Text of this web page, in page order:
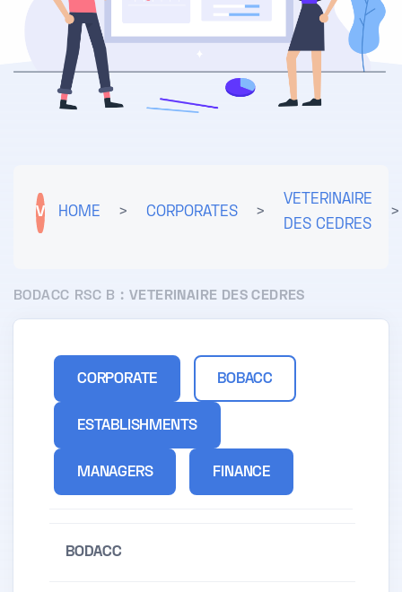
V HOME > CORPORATES >
VETERINAIRE
DES CEDRES
>
BODACC RSC B : VETERINAIRE DES CEDRES
CORPORATE BOBACC
ESTABLISHMENTS
MANAGERS FINANCE
BODACC